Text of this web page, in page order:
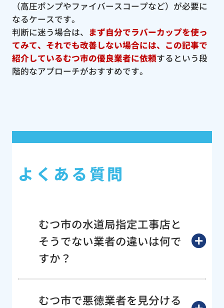
（高圧ポンプやファイバースコープなど）が必要に
なるケースです。
判断に迷う場合は、 まず自分でラバーカップを使っ
てみて、それでも改善しない場合には、この記事で
紹介しているむつ市の優良業者に依頼するという段
階的なアプローチがおすすめです。
よくある質問
むつ市の水道局指定工事店と
そうでない業者の違いは何で
すか？
むつ市で悪徳業者を見分ける